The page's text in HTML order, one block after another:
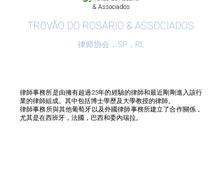
TROVÃO DO ROSÁRIO & ASSOCIADOS
律师协会，SP，RL
律師事務所是由擁有超過25年的經驗的律師和最近剛剛進入該行
業的律師組成。其中包括博士學歷及大學教授的律師。
律師事務所與其他葡萄牙以及外國律師事務所建立了合作關係，
尤其是在西班牙，法國，巴西和委內瑞拉。